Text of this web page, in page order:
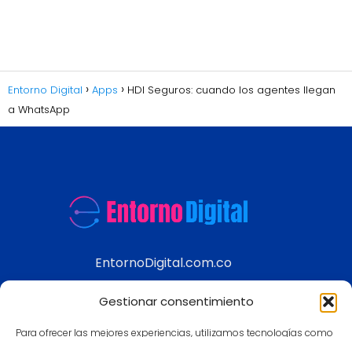
Gestionar consentimiento
Para ofrecer las mejores experiencias, utilizamos tecnologías como
Entorno Digital Apps
HDI Seguros: cuando los agentes llegan
a WhatsApp
EntornoDigital.com.co
modernos